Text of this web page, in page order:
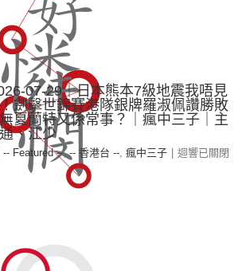
07-29｜日本熊本7級地震我唔見
劍擊世錦賽港隊銀牌羅淑佩讚勝敗
夏蘭特又係常事？｜瘋中三子｜主
、江少
-- Featured --,-- 香港台 --, 瘋中三子 迴響已關閉